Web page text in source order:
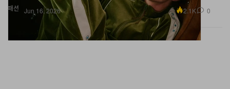
패션 Jun 16, 2026 2.1K 0